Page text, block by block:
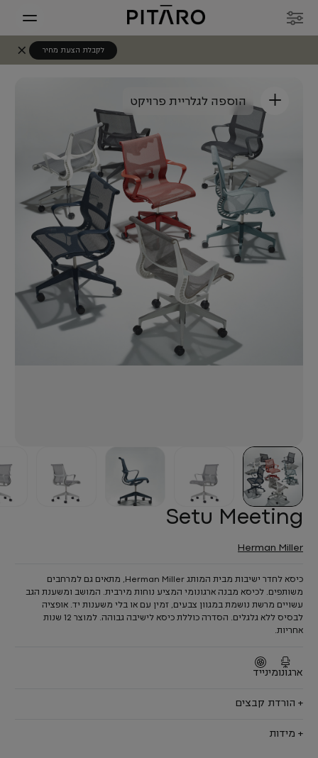
לקבלת הצעת מחיר
+ הוספה לגלריית פרויקט
Setu Meeting
Herman Miller
כיסא לחדר ישיבות מבית המותג Herman Miller, מתאים גם למרחבים
משותפים. לכיסא מבנה ארגונומי המציע נוחות מירבית. המושב ומשענת הגב
עשויים מרשת נושמת במגוון צבעים, זמין עם או בלי משענות יד. אופציה
לבסיס ללא גלגלים. הסדרה כוללת כיסא לישיבה גבוהה. למוצר 12 שנות
אחריות.
ארגונומינייד
+ הורדת קבצים
+ מידות